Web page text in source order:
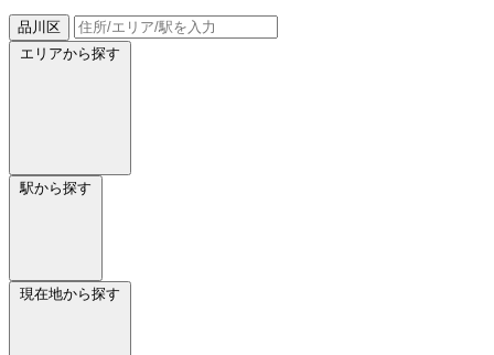
品川区
エリアから探す
駅から探す
現在地から探す